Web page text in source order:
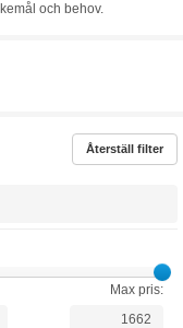
och behov.
Återställ filter
Max pris: